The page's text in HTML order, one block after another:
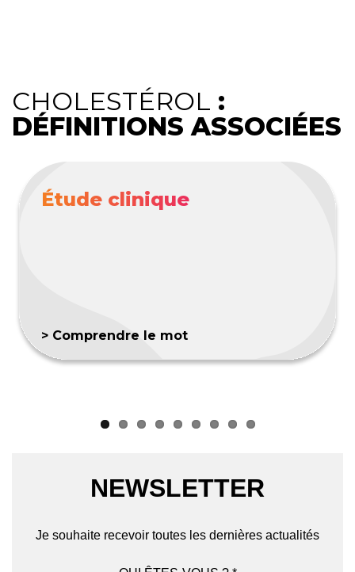
CHOLESTÉROL :
DÉFINITIONS ASSOCIÉES
Étude clinique
> Comprendre le mot
NEWSLETTER
Je souhaite recevoir toutes les dernières actualités